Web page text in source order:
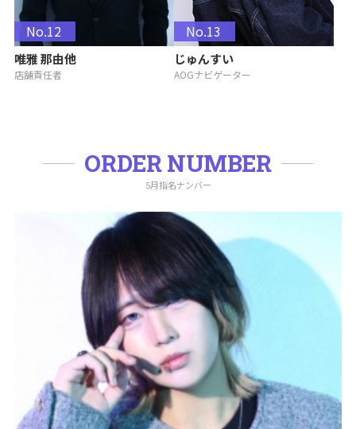
No.12
唯雅 那由他
店舗責任者
No.13
じゅんすい
AOGナビゲーター
ORDER NUMBER
5月指名ナンバー